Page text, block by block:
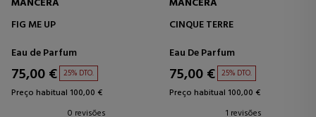
FIG ME UP
Eau de Parfum
75,00 € 25% DTO.
Preço habitual 100,00 €
0 revisões
CINQUE TERRE
Eau De Parfum
75,00 € 25% DTO.
Preço habitual 100,00 €
1 revisões